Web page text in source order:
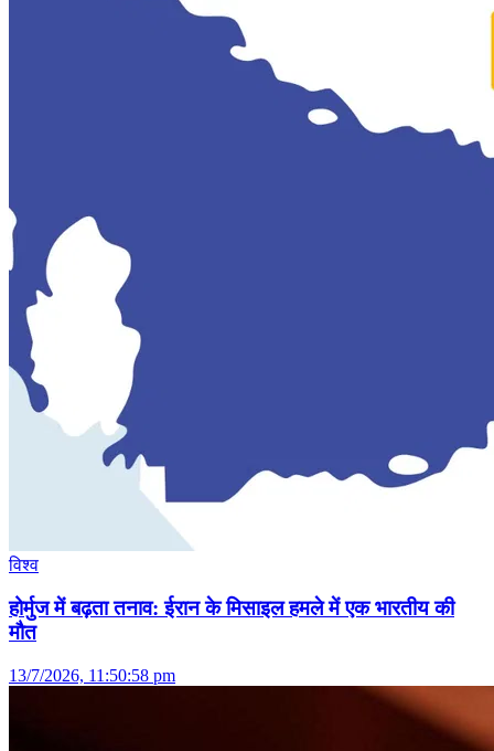
विश्व
होर्मुज में बढ़ता तनाव: ईरान के मिसाइल हमले में एक भारतीय की
मौत
13/7/2026, 11:50:58 pm